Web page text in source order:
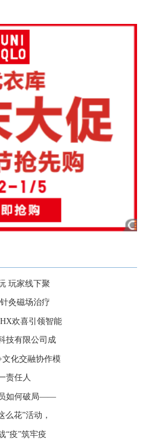
玩家线下聚
灸磁场治疗
欢喜引领智能
技有限公司成
化交融协作模
责任人
员如何破局——
么花”活动，
“疫”筑牢疫